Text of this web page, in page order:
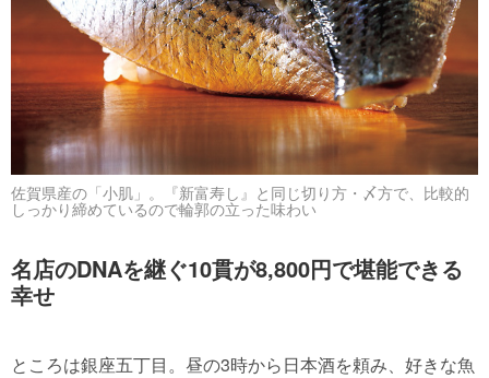
佐賀県産の「小肌」。『新富寿し』と同じ切り方・〆方で、比較的
しっかり締めているので輪郭の立った味わい
名店のDNAを継ぐ10貫が8,800円で堪能できる
幸せ
ところは銀座五丁目。昼の3時から日本酒を頼み、好きな魚